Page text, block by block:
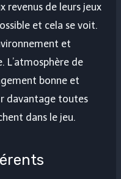
revenus de leurs jeux
et cela se voit.
et
L’atmosphère de
bonne et
davantage toutes
dans le jeu.